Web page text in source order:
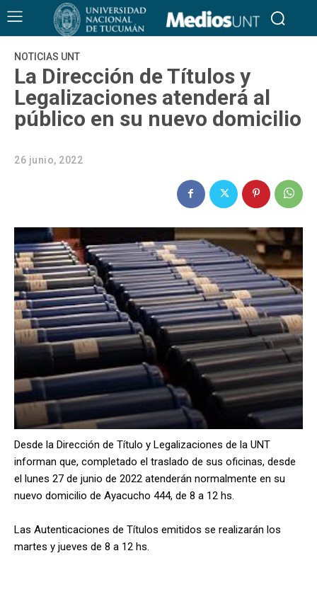
NOTICIAS UNT
La Dirección de Títulos y
Legalizaciones atenderá al
público en su nuevo domicilio
26 junio, 2022
Desde la Dirección de Título y Legalizaciones de la UNT
informan que, completado el traslado de sus oficinas, desde
el lunes 27 de junio de 2022 atenderán normalmente en su
nuevo domicilio de Ayacucho 444, de 8 a 12 hs.
Las Autenticaciones de Títulos emitidos se realizarán los
martes y jueves de 8 a 12 hs.